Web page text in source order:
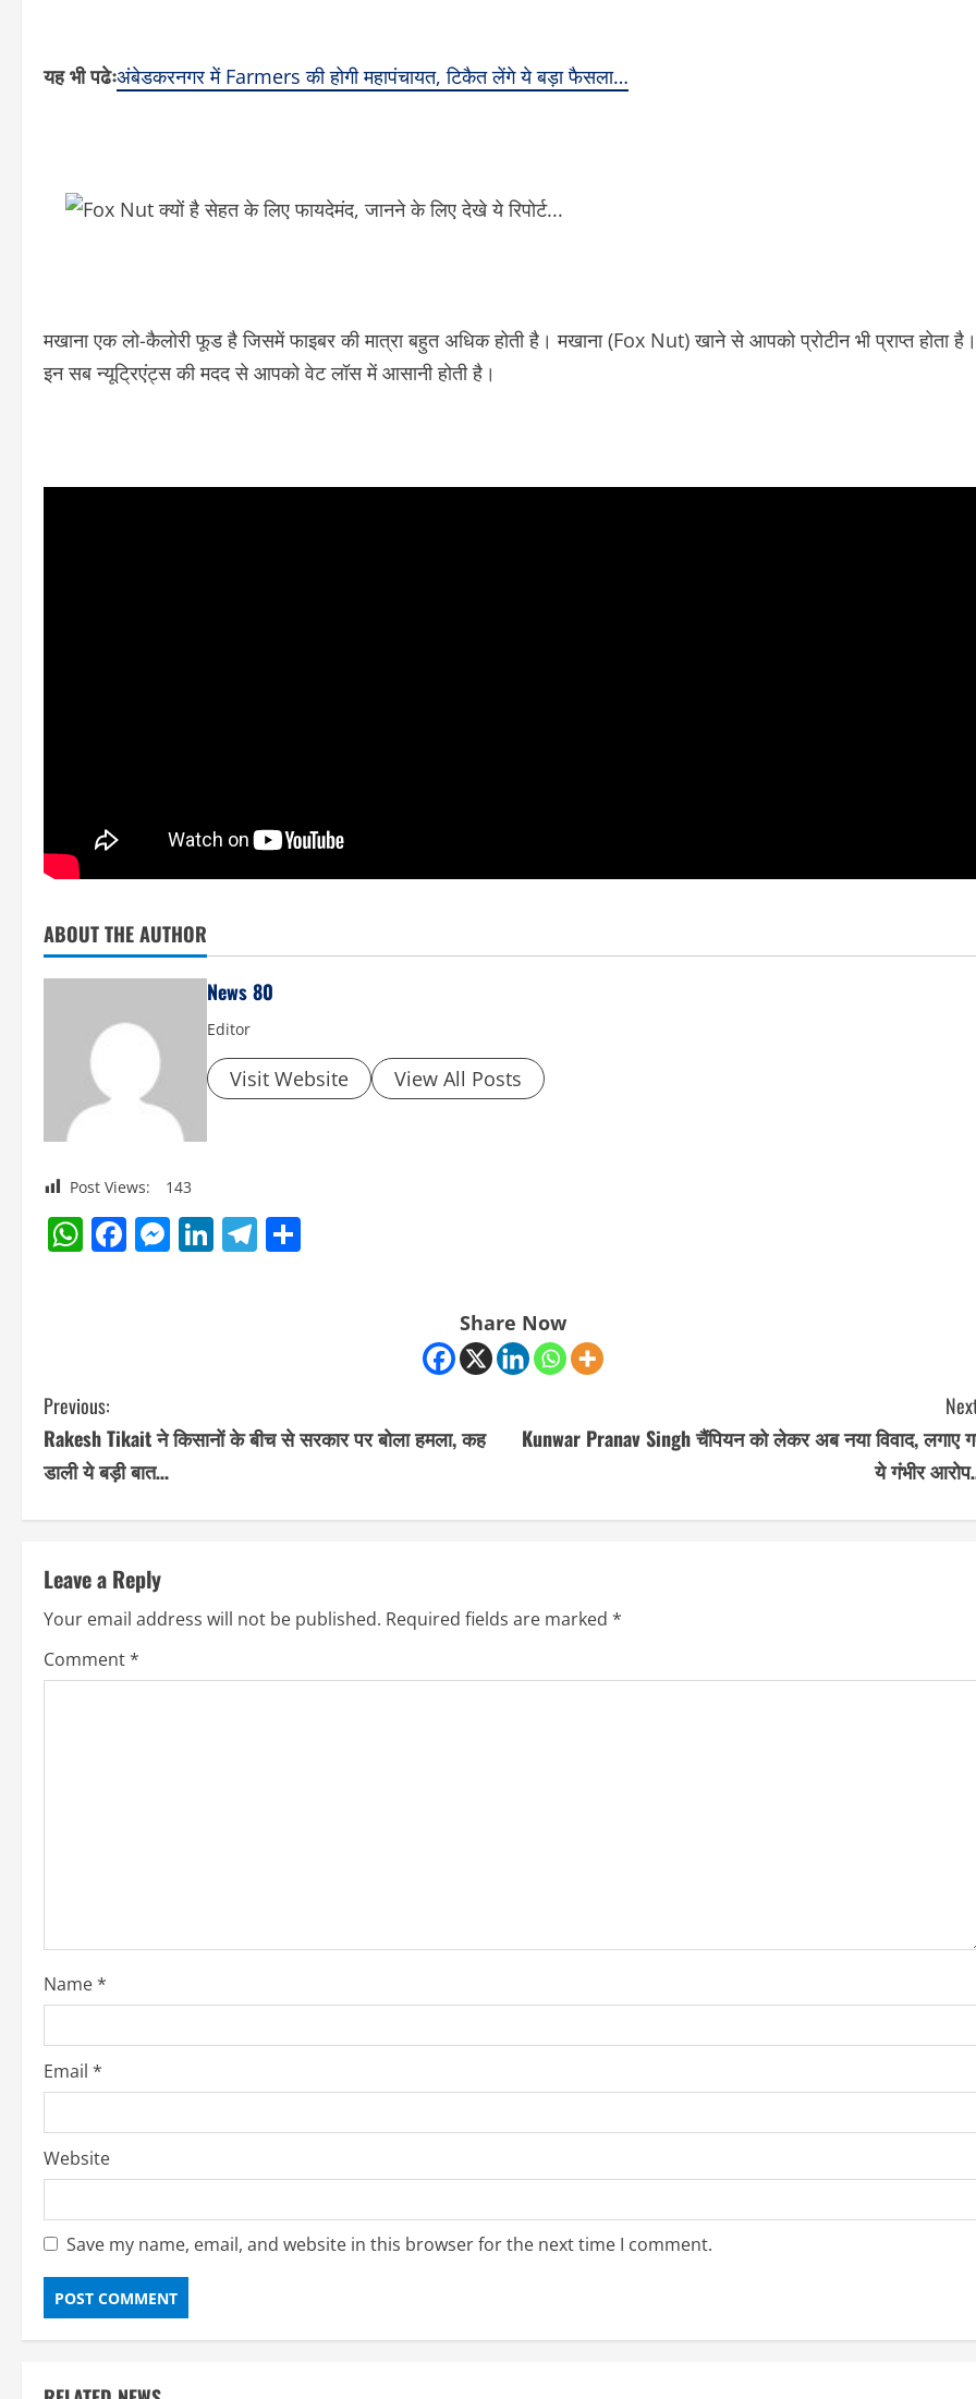
यह भी पढेःअंबेडकरनगर में Farmers की होगी महापंचायत, टिकैत लेंगे ये बड़ा फैसला…
मखाना एक लो-कैलोरी फूड है जिसमें फाइबर की मात्रा बहुत अधिक होती है। मखाना (Fox Nut) खाने से आपको प्रोटीन भी प्राप्त होता है।
इन सब न्यूट्रिएंट्स की मदद से आपको वेट लॉस में आसानी होती है।
ABOUT THE AUTHOR
News 80
Editor
Visit Website View All Posts
Post Views: 143
WhatsApp
Facebook
Messenger
LinkedIn
Telegram
Share Now
C
o
i
n
u
i
n
g
Previous:
Rakesh Tikait ने किसानों के बीच से सरकार पर बोला हमला, कह
डाली ये बड़ी बात…
Kunwar Pranav Singh चैंपियन को लेकर अब नया विवाद, लगाए
ये गंभीर
Leave a Reply
Your email address will not be published. Required fields are marked *
Comment*
Name*
Email *
Website
Save my name, email, and website in this browser for the next time I comment.